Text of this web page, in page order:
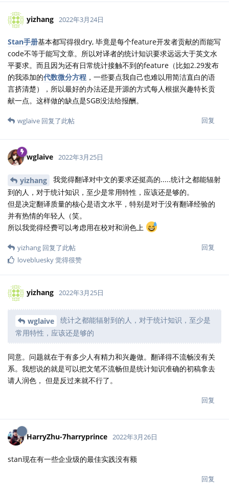
yizhang 2022年3月24日
Stan手册基本都写得很dry, 毕竟是每个feature开发者贡献的而能写
code不等于能写文章。所以对译者的统计知识要求远远大于英文水
平要求。而且因为还有日常统计接触不到的feature（比如2.29发布
的我添加的代数微分方程 ，一些要点我自己也难以用简洁直白的语
言挤清楚），所以最好的办法还是开源的方式每人根据兴趣特长贡
献一点。这样做的缺点是SGB没法给报酬。
回复
wglaive 回复了此帖
wglaive 2022年3月25日
yizhang
我觉得翻译对中文的要求还挺高的.....统计之都能辐射
到的人，对于统计知识，至少是常用特性，应该还是够的。
但是决定翻译质量的核心是语文水平，特别是对于没有翻译经验的
并有热情的年轻人（笑。
所以我觉得经费可以考虑用在校对和润色上
回复
yizhang 回复了此帖
lovebluesky觉得很赞
yizhang 2022年3月25日
wglaive
统计之都能辐射到的人，对于统计知识，至少是
常用特性，应该还是够的
同意。问题就在于有多少人有精力和兴趣做。翻译得不流畅没有关
系。我想说的就是可以把文笔不流畅但是统计知识准确的初稿拿去
请人润色， 但是反过来就不行了。
回复
HarryZhu-7harryprince 2022年3月26日
stan现在有一些企业级的最佳实践没有额
回复